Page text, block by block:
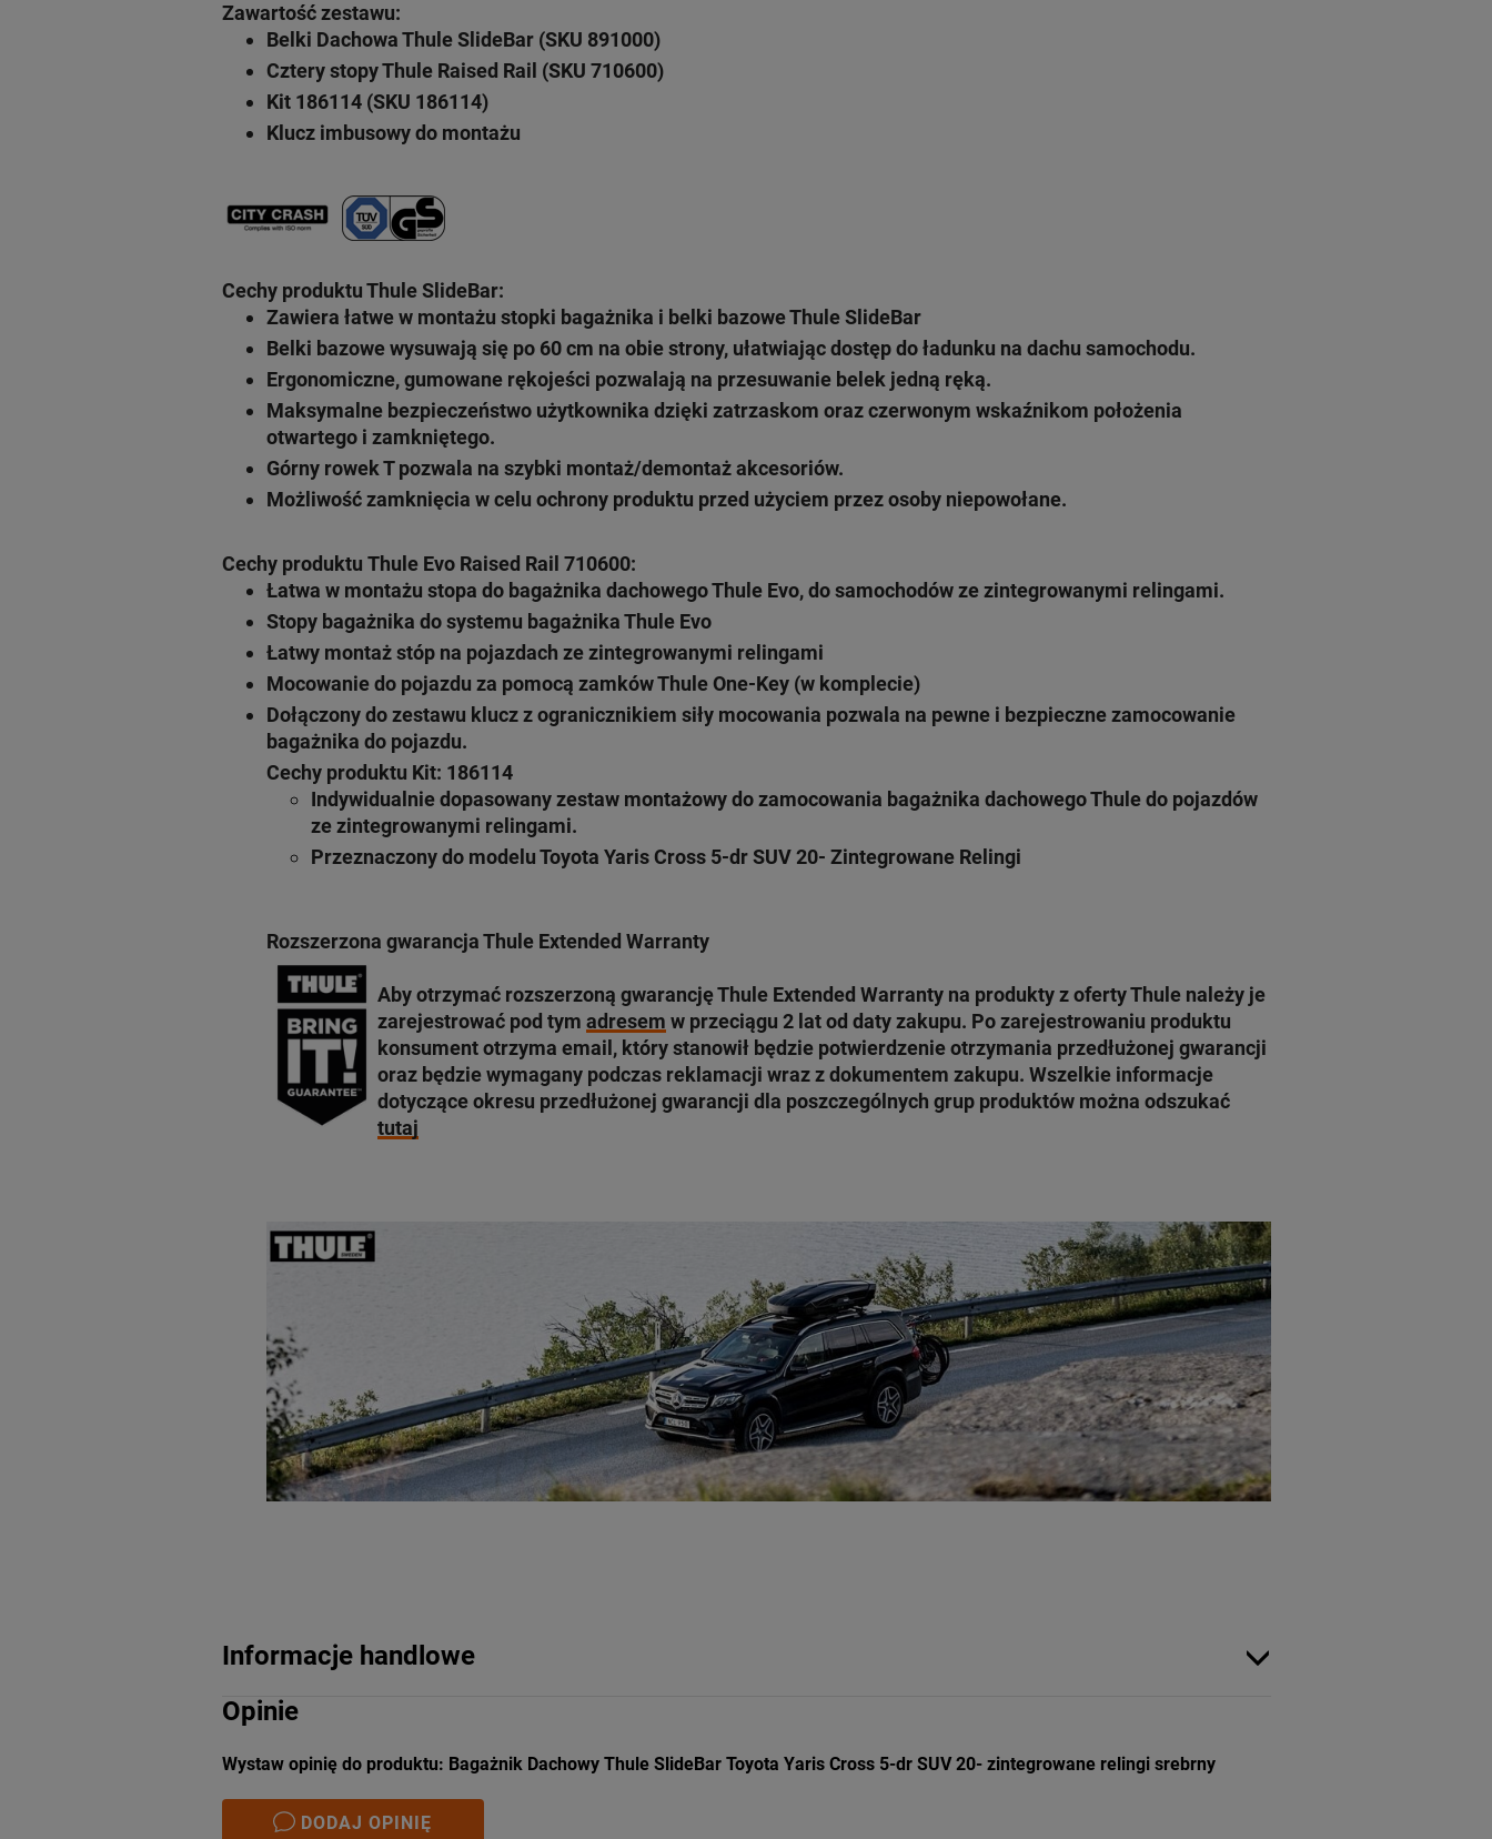
Zawartość zestawu:
Belki Dachowa Thule SlideBar (SKU 891000)
Cztery stopy Thule Raised Rail (SKU 710600)
Kit 186114 (SKU 186114)
Klucz imbusowy do montażu
Cechy produktu Thule SlideBar:
Zawiera łatwe w montażu stopki bagażnika i belki bazowe Thule SlideBar
Belki bazowe wysuwają się po 60 cm na obie strony, ułatwiając dostęp do ładunku na dachu samochodu.
Ergonomiczne, gumowane rękojeści pozwalają na przesuwanie belek jedną ręką.
Maksymalne bezpieczeństwo użytkownika dzięki zatrzaskom oraz czerwonym wskaźnikom położenia
otwartego i zamkniętego.
Górny rowek T pozwala na szybki montaż/demontaż akcesoriów.
Możliwość zamknięcia w celu ochrony produktu przed użyciem przez osoby niepowołane.
Cechy produktu Thule Evo Raised Rail 710600:
Łatwa w montażu stopa do bagażnika dachowegoThule Evo, do samochodów ze zintegrowanymi relingami.
Stopy bagażnika do systemu bagażnikaThule Evo
Łatwy montaż stóp na pojazdach ze zintegrowanymi relingami
Mocowanie do pojazdu za pomocą zamków Thule One-Key (w komplecie)
Dołączony do zestawu klucz z ogranicznikiem siły mocowania pozwala na pewne i bezpieczne zamocowanie
bagażnika do pojazdu.
Cechy produktu Kit: 186114
Indywidualnie dopasowany zestaw montażowy do zamocowania bagażnika dachowego Thule do pojazdów
ze zintegrowanymi relingami.
Przeznaczony do modelu Toyota Yaris Cross 5-dr SUV 20- Zintegrowane Relingi
Rozszerzona gwarancja Thule Extended Warranty
Aby otrzymać rozszerzoną gwarancjęThule Extended Warrantyna produkty z ofertyThulenależy je
zarejestrować pod tym adresem w przeciągu 2 lat od daty zakupu. Po zarejestrowaniu produktu
konsument otrzyma email, który stanowił będzie potwierdzenie otrzymania przedłużonej gwarancji
oraz będzie wymagany podczas reklamacji wraz z dokumentem zakupu. Wszelkie informacje
dotyczące okresu przedłużonej gwarancji dla poszczególnych grup produktów można odszukać
tutaj
Informacje handlowe
Opinie
Wystaw opinię do produktu: Bagażnik Dachowy Thule SlideBar Toyota Yaris Cross 5-dr SUV 20- zintegrowane relingi srebrny
DODAJ OPINIĘ